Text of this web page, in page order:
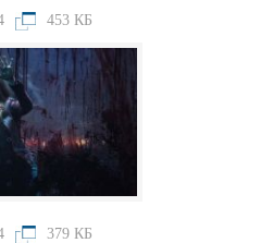
453 КБ
379 КБ